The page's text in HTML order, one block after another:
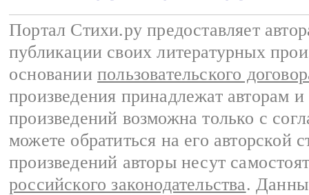
Портал Стихи.ру предоставляет
публикации своих литературных
основании пользовательского
произведения принадлежат авторам
произведений возможна только с
можете обратиться на его авторской
произведений авторы несут
российского законодательства.